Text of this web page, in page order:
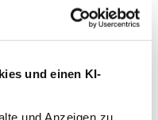
und einen KI-
und Anzeigen zu
zu planen
kannst du dann